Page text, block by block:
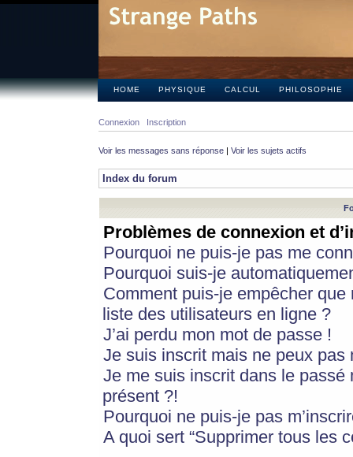
HOME PHYSIQUE CALCUL PHILOSOPHIE
Connexion Inscription
Voir les messages sans réponse | Voir les sujets actifs
Index du forum
Problèmes de connexion et
Pourquoi ne puis-je pas me
Pourquoi suis-je
Comment puis-je empêcher
liste des utilisateurs en ligne ?
J’ai perdu mon mot de passe !
Je suis inscrit mais ne peux pas
Je me suis inscrit dans le
présent ?!
Pourquoi ne puis-je pas
A quoi sert “Supprimer tous les